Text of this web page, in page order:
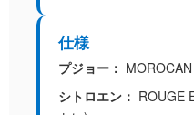
仕様
プジョー：
シトロエン： ROUGE